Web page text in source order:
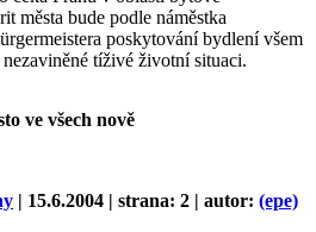
města bude podle náměstka
poskytování bydlení všem
tíživé životní situaci.
ve všech nově
| 15.6.2004 | strana: 2 | autor: (epe)